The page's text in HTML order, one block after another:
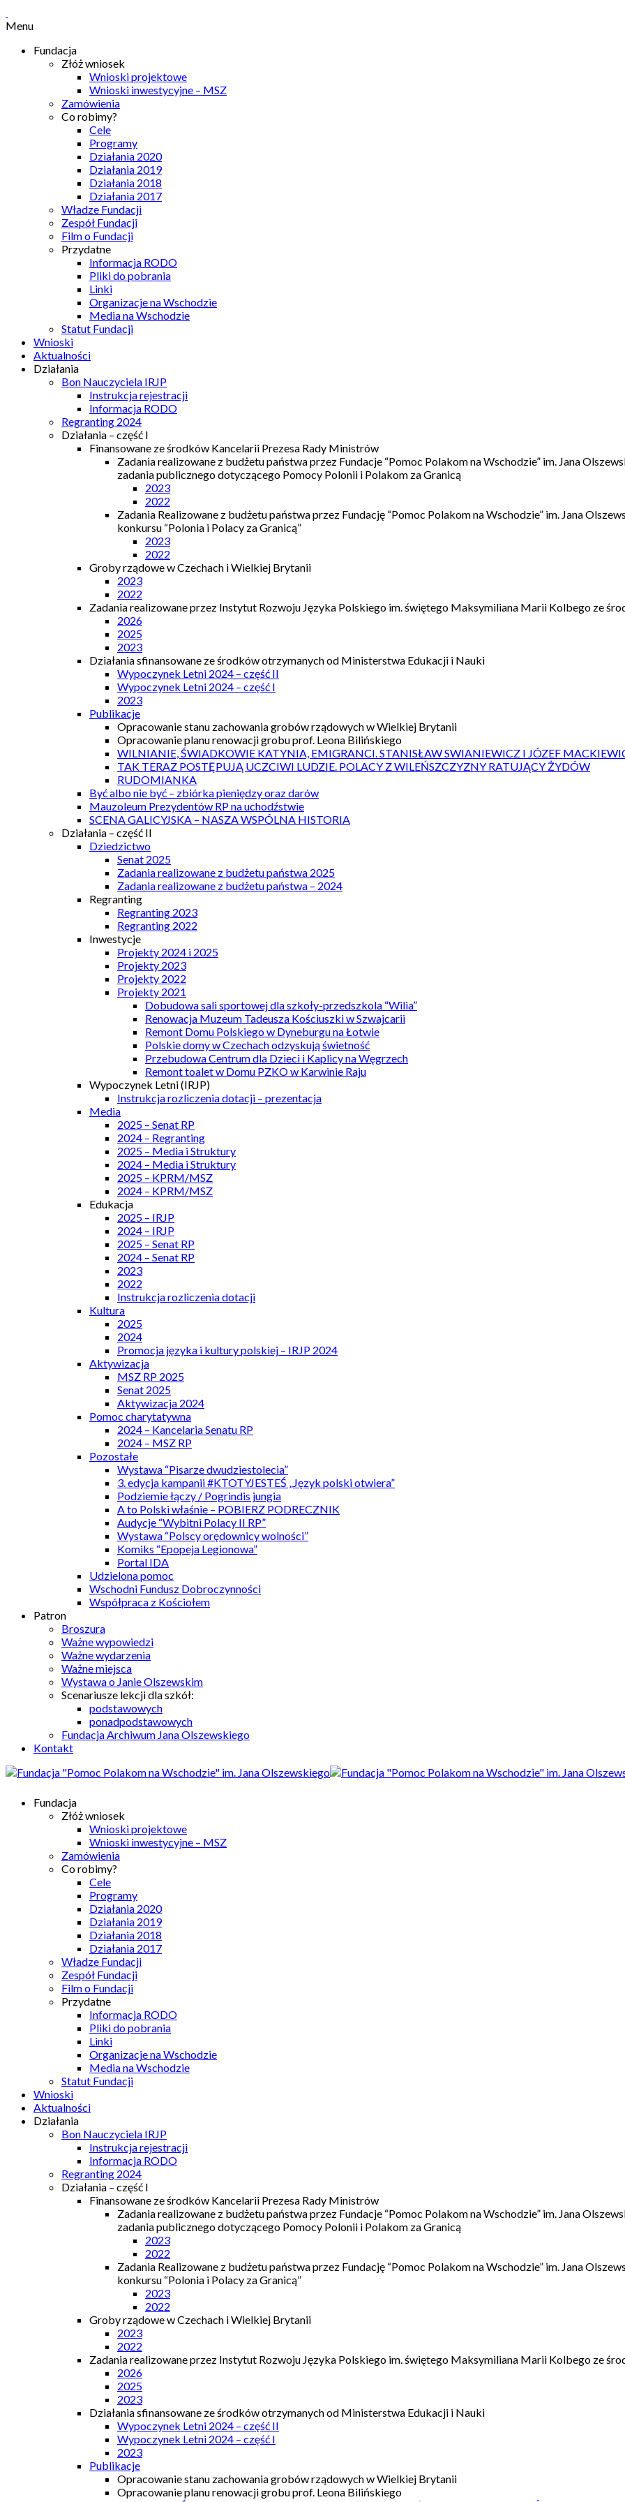
Menu
Fundacja
Złóż wniosek
Wnioski projektowe
Wnioski inwestycyjne – MSZ
Zamówienia
Co robimy?
Cele
Programy
Działania 2020
Działania 2019
Działania 2018
Działania 2017
Władze Fundacji
Zespół Fundacji
Film o Fundacji
Przydatne
Informacja RODO
Pliki do pobrania
Linki
Organizacje na Wschodzie
Media na Wschodzie
Statut Fundacji
Wnioski
Aktualności
Działania
Bon Nauczyciela IRJP
Instrukcja rejestracji
Informacja RODO
Regranting 2024
Działania – część I
Finansowane ze środków Kancelarii Prezesa Rady Ministrów
Zadania realizowane z budżetu państwa przez Fundacje “Pomoc Polakom na Wschodzie” im. Jana
zadania publicznego dotyczącego Pomocy Polonii i Polakom za Granicą
2023
2022
Zadania Realizowane z budżetu państwa przez Fundację “Pomoc Polakom na Wschodzie” im. Jana
konkursu “Polonia i Polacy za Granicą”
2023
2022
Groby rządowe w Czechach i Wielkiej Brytanii
2023
2022
Zadania realizowane przez Instytut Rozwoju Języka Polskiego im. świętego Maksymiliana Marii Kolbego ze
2026
2025
2023
Działania sfinansowane ze środków otrzymanych od Ministerstwa Edukacji i Nauki
Wypoczynek Letni 2024 – część II
Wypoczynek Letni 2024 – część I
2023
Publikacje
Opracowanie stanu zachowania grobów rządowych w Wielkiej Brytanii
Opracowanie planu renowacji grobu prof. Leona Bilińskiego
WILNIANIE, ŚWIADKOWIE KATYNIA, EMIGRANCI. STANISŁAW SWIANIEWICZ I JÓZEF
TAK TERAZ POSTĘPUJĄ UCZCIWI LUDZIE. POLACY Z WILEŃSZCZYZNY RATUJĄCY ŻYDÓW
RUDOMIANKA
Być albo nie być – zbiórka pieniędzy oraz darów
Mauzoleum Prezydentów RP na uchodźstwie
SCENA GALICYJSKA – NASZA WSPÓLNA HISTORIA
Działania – część II
Dziedzictwo
Senat 2025
Zadania realizowane z budżetu państwa 2025
Zadania realizowane z budżetu państwa – 2024
Regranting
Regranting 2023
Regranting 2022
Inwestycje
Projekty 2024 i 2025
Projekty 2023
Projekty 2022
Projekty 2021
Dobudowa sali sportowej dla szkoły-przedszkola “Wilia”
Renowacja Muzeum Tadeusza Kościuszki w Szwajcarii
Remont Domu Polskiego w Dyneburgu na Łotwie
Polskie domy w Czechach odzyskują świetność
Przebudowa Centrum dla Dzieci i Kaplicy na Węgrzech
Remont toalet w Domu PZKO w Karwinie Raju
Wypoczynek Letni (IRJP)
Instrukcja rozliczenia dotacji – prezentacja
Media
2025 – Senat RP
2024 – Regranting
2025 – Media i Struktury
2024 – Media i Struktury
2025 – KPRM/MSZ
2024 – KPRM/MSZ
Edukacja
2025 – IRJP
2024 – IRJP
2025 – Senat RP
2024 – Senat RP
2023
2022
Instrukcja rozliczenia dotacji
Kultura
2025
2024
Promocja języka i kultury polskiej – IRJP 2024
Aktywizacja
MSZ RP 2025
Senat 2025
Aktywizacja 2024
Pomoc charytatywna
2024 – Kancelaria Senatu RP
2024 – MSZ RP
Pozostałe
Wystawa “Pisarze dwudziestolecia”
3. edycja kampanii #KTOTYJESTEŚ „Język polski otwiera”
Podziemie łączy / Pogrindis jungia
A to Polski właśnie – POBIERZ PODRECZNIK
Audycje “Wybitni Polacy II RP”
Wystawa “Polscy orędownicy wolności”
Komiks “Epopeja Legionowa”
Portal IDA
Udzielona pomoc
Wschodni Fundusz Dobroczynności
Współpraca z Kościołem
Patron
Broszura
Ważne wypowiedzi
Ważne wydarzenia
Ważne miejsca
Wystawa o Janie Olszewskim
Scenariusze lekcji dla szkół:
podstawowych
ponadpodstawowych
Fundacja Archiwum Jana Olszewskiego
Kontakt
Fundacja
Złóż wniosek
Wnioski projektowe
Wnioski inwestycyjne – MSZ
Zamówienia
Co robimy?
Cele
Programy
Działania 2020
Działania 2019
Działania 2018
Działania 2017
Władze Fundacji
Zespół Fundacji
Film o Fundacji
Przydatne
Informacja RODO
Pliki do pobrania
Linki
Organizacje na Wschodzie
Media na Wschodzie
Statut Fundacji
Wnioski
Aktualności
Działania
Bon Nauczyciela IRJP
Instrukcja rejestracji
Informacja RODO
Regranting 2024
Działania – część I
Finansowane ze środków Kancelarii Prezesa Rady Ministrów
Zadania realizowane z budżetu państwa przez Fundacje “Pomoc Polakom na Wschodzie” im. Jana
zadania publicznego dotyczącego Pomocy Polonii i Polakom za Granicą
2023
2022
Zadania Realizowane z budżetu państwa przez Fundację “Pomoc Polakom na Wschodzie” im. Jana
konkursu “Polonia i Polacy za Granicą”
2023
2022
Groby rządowe w Czechach i Wielkiej Brytanii
2023
2022
Zadania realizowane przez Instytut Rozwoju Języka Polskiego im. świętego Maksymiliana Marii Kolbego ze
2026
2025
2023
Działania sfinansowane ze środków otrzymanych od Ministerstwa Edukacji i Nauki
Wypoczynek Letni 2024 – część II
Wypoczynek Letni 2024 – część I
2023
Publikacje
Opracowanie stanu zachowania grobów rządowych w Wielkiej Brytanii
Opracowanie planu renowacji grobu prof. Leona Bilińskiego